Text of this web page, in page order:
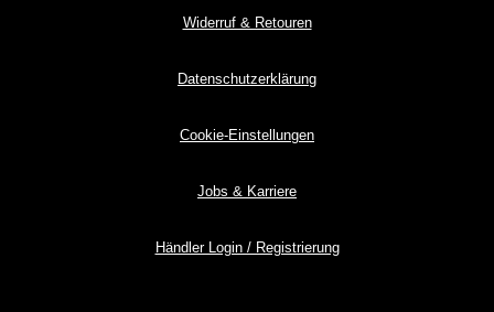
Widerruf & Retouren
Datenschutzerklärung
Cookie-Einstellungen
Jobs & Karriere
Händler Login / Registrierung